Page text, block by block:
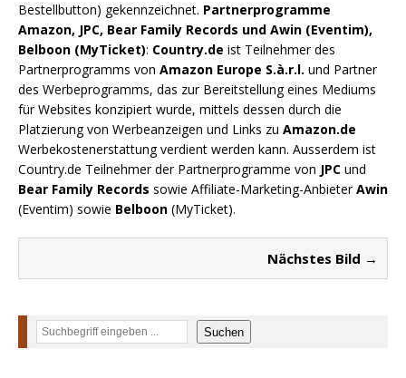
Bestellbutton) gekennzeichnet. Partnerprogramme
Amazon, JPC, Bear Family Records und Awin (Eventim),
Belboon (MyTicket): Country.de ist Teilnehmer des
Partnerprogramms von Amazon Europe S.à.r.l. und Partner
des Werbeprogramms, das zur Bereitstellung eines Mediums
für Websites konzipiert wurde, mittels dessen durch die
Platzierung von Werbeanzeigen und Links zu Amazon.de
Werbekostenerstattung verdient werden kann. Ausserdem ist
Country.de Teilnehmer der Partnerprogramme von JPC und
Bear Family Records sowie Affiliate-Marketing-AnbieterAwin
(Eventim) sowie Belboon (MyTicket).
Nächstes Bild →
Suchen Suchen